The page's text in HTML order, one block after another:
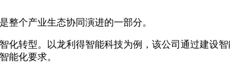
整个产业生态协同演进的一部分。
化转型。以龙利得智能科技为例，该公司通过建设
能化要求。